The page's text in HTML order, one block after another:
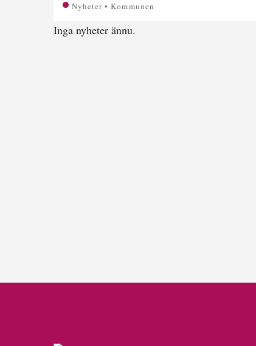
Nyheter • Kommunen
Inga nyheter ännu.